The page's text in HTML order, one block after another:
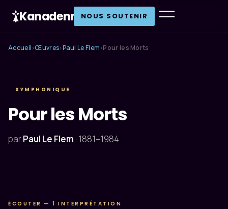
Kanadenn NOUS SOUTENIR
Accueil ›Œuvres›Paul Le Flem ›Pour les Morts
SYMPHONIQUE
Pour les Morts
parPaul Le Flem · 1881–1984
ÉCOUTER — 1 INTERPRÉTATION